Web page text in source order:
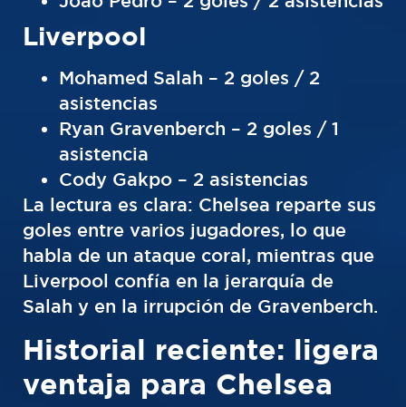
Liverpool
Mohamed Salah – 2 goles / 2
asistencias
Ryan Gravenberch – 2 goles / 1
asistencia
Cody Gakpo – 2 asistencias
La lectura es clara: Chelsea reparte sus
goles entre varios jugadores, lo que
habla de un ataque coral, mientras que
Liverpool confía en la jerarquía de
Salah y en la irrupción de Gravenberch.
Historial reciente: ligera
ventaja para Chelsea